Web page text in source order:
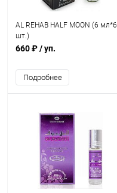
AL REHAB HALF MOON (6 мл*6
шт.)
660 ₽/ уп.
Подробнее